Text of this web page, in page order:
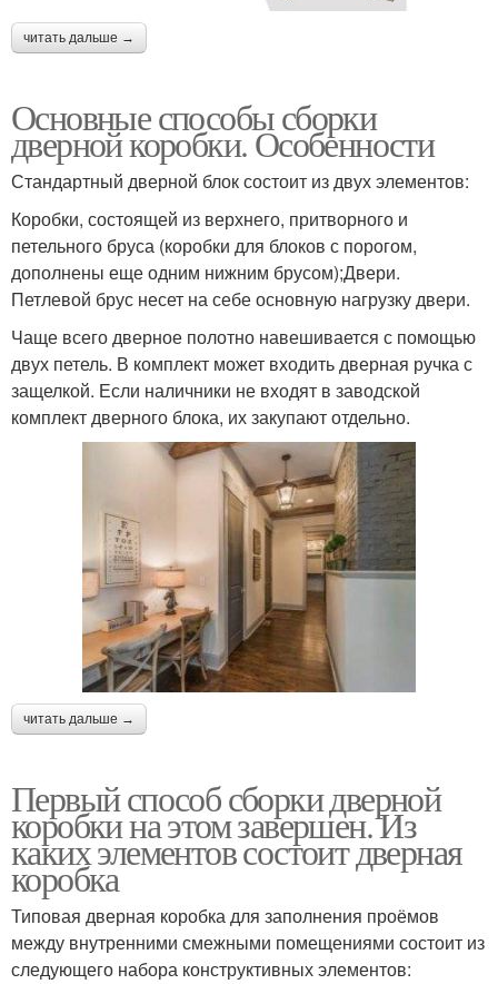
читать дальше →
Основные способы сборки
дверной коробки. Особенности
Стандартный дверной блок состоит из двух элементов:
Коробки, состоящей из верхнего, притворного и
петельного бруса (коробки для блоков с порогом,
дополнены еще одним нижним брусом);Двери.
Петлевой брус несет на себе основную нагрузку двери.
Чаще всего дверное полотно навешивается с помощью
двух петель. В комплект может входить дверная ручка с
защелкой. Если наличники не входят в заводской
комплект дверного блока, их закупают отдельно.
читать дальше →
Первый способ сборки дверной
коробки на этом завершен. Из
каких элементов состоит дверная
коробка
Типовая дверная коробка для заполнения проёмов
между внутренними смежными помещениями состоит из
следующего набора конструктивных элементов: